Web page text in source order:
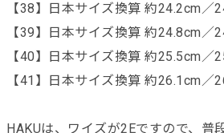
【38】日本サイズ換算 約24.2cm／
【39】日本サイズ換算 約24.8cm／
【40】日本サイズ換算 約25.5cm／
【41】日本サイズ換算 約26.1cm／
HAKUは、ワイズが2Eですので、普